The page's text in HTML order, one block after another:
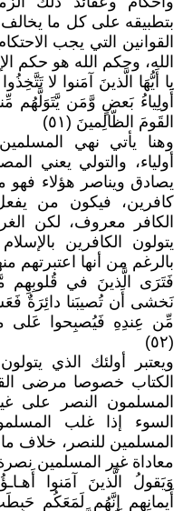
بتطبيقه على كل ما يخالف
القوانين التي يجب
الله، وحكم الله هو حكم
يا أَيُّهَا الَّذينَ آمَنوا لا
أَولِياءُ بَعضٍ وَّمَن يَّتَوَلَّهُم
القَومَ الظّالِمينَ (٥١)
وهنا يأتي نهي
أولياء، والتولي يعني
يصادق ويناصر هؤلاء فهو
كافرين، فيكون من
الكافر معروف، لكن
يتولون الكافرين
بالرغم من أنها اعتبرتهم
فَتَرَى الَّذينَ في
نَخشى أَن تُصيبَنا دائِرَةٌ
مِّن عِندِهِ فَيُصبِحوا عَلى
(٥٢)
ويعتبر أولئك الذي
الكتاب خصوصا مرضى
المسلمون النصر على
السوء إذا غلب
المسلمين للنصر، خلاف
معاداة غير المسلمين
وَيَقولُ الَّذينَ آمَنوا
أَيمانِهِم إِنَّهُم لَمَعَكُم